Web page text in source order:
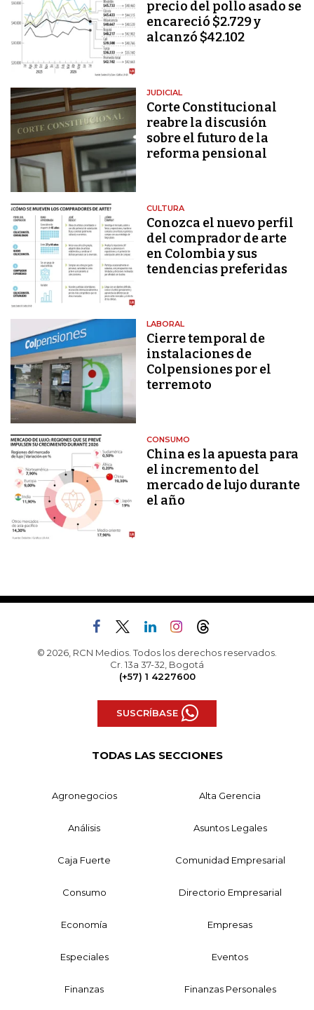
precio del pollo asado se
encareció $2.729 y
alcanzó $42.102
JUDICIAL
Corte Constitucional
reabre la discusión
sobre el futuro de la
reforma pensional
CULTURA
Conozca el nuevo perfil
del comprador de arte
en Colombia y sus
tendencias preferidas
LABORAL
Cierre temporal de
instalaciones de
Colpensiones por el
terremoto
CONSUMO
China es la apuesta para
el incremento del
mercado de lujo durante
el año
© 2026, RCN Medios. Todos los derechos reservados.
Cr. 13a 37-32, Bogotá
(+57) 1 4227600
SUSCRÍBASE
TODAS LAS SECCIONES
Agronegocios Alta Gerencia
Análisis Asuntos Legales
Caja Fuerte Comunidad Empresarial
Consumo Directorio Empresarial
Economía Empresas
Especiales Eventos
Finanzas Finanzas Personales